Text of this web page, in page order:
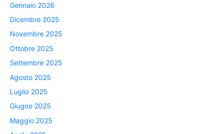
Gennaio 2026
Dicembre 2025
Novembre 2025
Ottobre 2025
Settembre 2025
Agosto 2025
Luglio 2025
Giugno 2025
Maggio 2025